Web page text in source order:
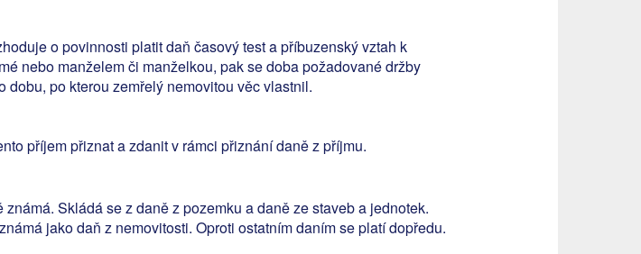
o povinnosti platit daň časový test a příbuzenský vztah k
nebo manželem či manželkou, pak se doba požadované držby
po kterou zemřelý nemovitou věc vlastnil.
příjem přiznat a zdanit v rámci přiznání daně z příjmu.
Skládá se z daně z pozemku a daně ze staveb a jednotek.
jako daň z nemovitosti. Oproti ostatním daním se platí dopředu.